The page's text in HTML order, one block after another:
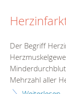
Der Begriff
Mehrzahl aller